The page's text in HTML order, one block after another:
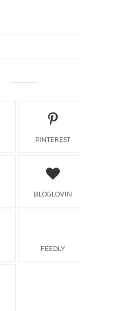
PINTEREST
BLOGLOVIN
FEEDLY